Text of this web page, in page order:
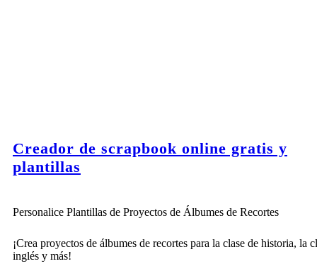
Creador de scrapbook online gratis y
plantillas
Personalice Plantillas de Proyectos de Álbumes de Recortes
¡Crea proyectos de álbumes de recortes para la clase de historia, la
inglés y más!